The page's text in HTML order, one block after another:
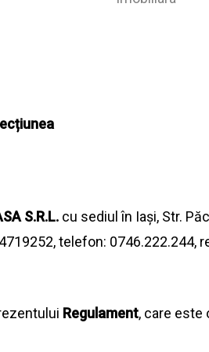
S.R.L. cu sediul în Iași, Str.
telefon: 0746.222.244,
Regulament, care este